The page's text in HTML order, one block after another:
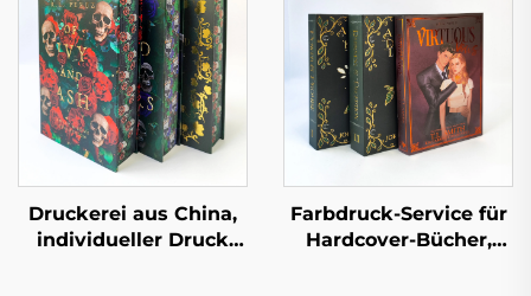
Hardcover-Buchdruck
Geschichtenbücher
Englische interaktive
Kinder-
Pappbilderbücher-
Druck
Druckerei aus China,
individueller Druck
Farbdruck-Service für
Hardcover-Bücher,